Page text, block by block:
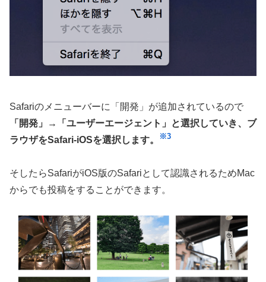
Safariのメニューバーに「開発」が追加されているので
「開発」→「ユーザーエージェント」と選択していき、ブ
ラウザをSafari-iOSを選択します。
※3
そしたらSafariがiOS版のSafariとして認識されるためMac
からでも投稿をすることができます。